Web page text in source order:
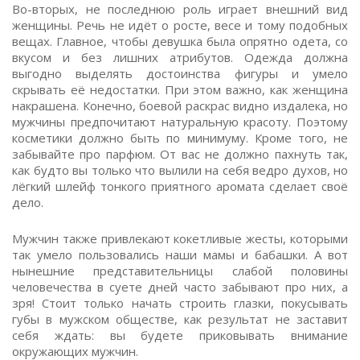
Во-вторых, не последнюю роль играет внешний вид
женщины. Речь не идёт о росте, весе и тому подобных
вещах. Главное, чтобы девушка была опрятно одета, со
вкусом и без лишних атрибутов. Одежда должна
выгодно выделять достоинства фигуры и умело
скрывать её недостатки. При этом важно, как женщина
накрашена. Конечно, боевой раскрас видно издалека, но
мужчины предпочитают натуральную красоту. Поэтому
косметики должно быть по минимуму. Кроме того, не
забывайте про парфюм. От вас не должно пахнуть так,
как будто вы только что вылили на себя ведро духов, но
лёгкий шлейф тонкого приятного аромата сделает своё
дело.
Мужчин также привлекают кокетливые жесты, которыми
так умело пользовались наши мамы и бабашки. А вот
нынешние представительницы слабой половины
человечества в суете дней часто забывают про них, а
зря! Стоит только начать строить глазки, покусывать
губы в мужском обществе, как результат не заставит
себя ждать: вы будете приковывать внимание
окружающих мужчин.